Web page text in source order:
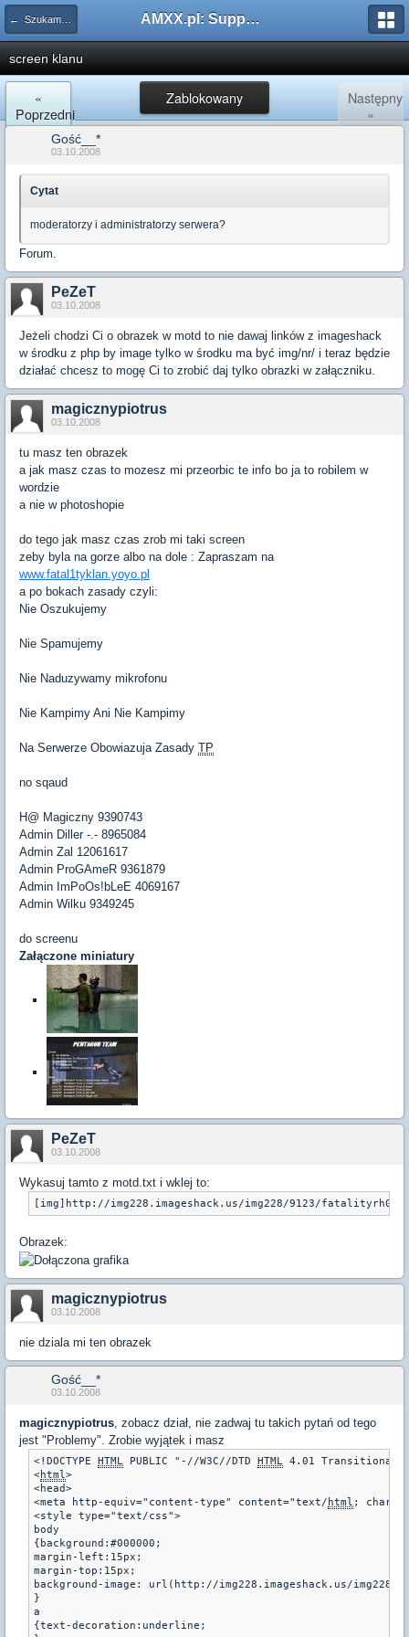
← Szukam pluginu AMXX.pl: Support AMX Mod X i SourceMod
screen klanu
Zablokowany
«
Poprzedni
Następny
»
Gość__*
03.10.2008
Cytat
moderatorzy i administratorzy serwera?
Forum.
PeZeT
03.10.2008
Jeżeli chodzi Ci o obrazek w motd to nie dawaj linków z imageshack
w środku z php by image tylko w środku ma być img/nr/ i teraz będzie
działać chcesz to mogę Ci to zrobić daj tylko obrazki w załączniku.
magicznypiotrus
03.10.2008
tu masz ten obrazek
a jak masz czas to mozesz mi przeorbic te info bo ja to robilem w
wordzie
a nie w photoshopie
do tego jak masz czas zrob mi taki screen
zeby byla na gorze albo na dole : Zapraszam na
www.fatal1tyklan.yoyo.pl
a po bokach zasady czyli:
Nie Oszukujemy
Nie Spamujemy
Nie Naduzywamy mikrofonu
Nie Kampimy Ani Nie Kampimy
Na Serwerze Obowiazuja Zasady TP
no sqaud
H@ Magiczny 9390743
Admin Diller -.- 8965084
Admin Zal 12061617
Admin ProGAmeR 9361879
Admin ImPoOs!bLeE 4069167
Admin Wilku 9349245
do screenu
Załączone miniatury
PeZeT
03.10.2008
Wykasuj tamto z motd.txt i wklej to:
[img]http://img228.imageshack.us/img228/9123/
Obrazek:
magicznypiotrus
03.10.2008
nie dziala mi ten obrazek
Gość__*
03.10.2008
magicznypiotrus, zobacz dział, nie zadwaj tu takich pytań od tego
jest "Problemy". Zrobie wyjątek i masz
<!DOCTYPE HTML PUBLIC "-//W3C//DTD HTML 4.01 Transitional//
<html>
<head>
<meta http-equiv="content-type" content="text/ html ;
<style type="text/css">
body
{background:#000000;
margin-left:15px;
margin-top:15px;
background-image: url(http://img228.imageshack.us/
}
a
{text-decoration:underline;